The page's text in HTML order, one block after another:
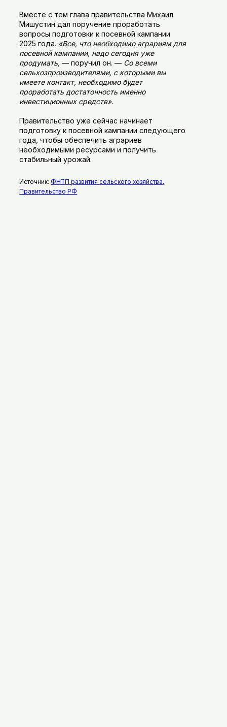
Вместе с тем глава правительства Михаил
Мишустин дал поручение проработать
вопросы подготовки к посевной кампании
2025 года. «Все, что необходимо аграриям для
посевной кампании, надо сегодня уже
продумать, — поручил он. — Со всеми
сельхозпроизводителями, с которыми вы
имеете контакт, необходимо будет
проработать достаточность именно
инвестиционных средств».
Правительство уже сейчас начинает
подготовку к посевной кампании следующего
года, чтобы обеспечить аграриев
необходимыми ресурсами и получить
стабильный урожай.
Источник: ФНТП развития сельского хозяйства,
Правительство РФ